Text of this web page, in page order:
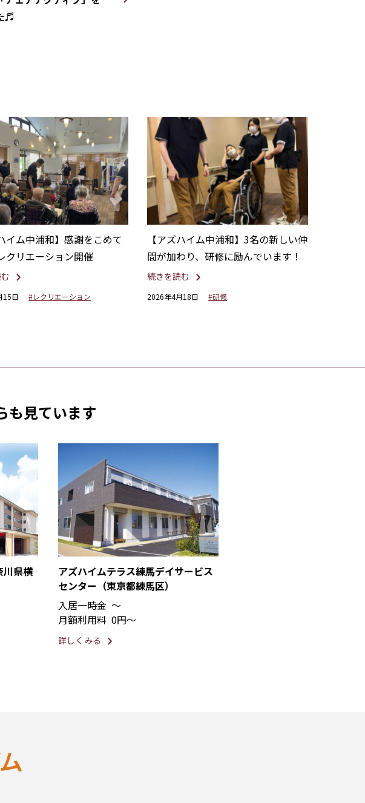
♬
イム中浦和】感謝をこめて
クリエーション開催
15日 #レクリエーション
【アズハイム中浦和】3名の新しい仲
間が加わり、研修に励んでいます！
続きを読む
2026年4月18日 #研修
も見ています
川県横
アズハイムテラス練馬デイサービス
センター（東京都練馬区）
入居一時金 〜
月額利用料 0円〜
詳しくみる